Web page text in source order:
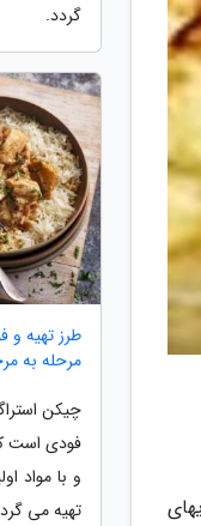
گردد.
طرز تهیه و
مرحله به
چیکن
فودی است
و با مواد
تهیه می